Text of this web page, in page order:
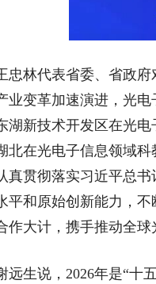
代表省委、省政府对
业变革加速演进，光
湖新技术开发区在光
北在光电子信息领域
真贯彻落实习近平总
平和原始创新能力，不
作大计，携手推动全球
说，2026年是“十五